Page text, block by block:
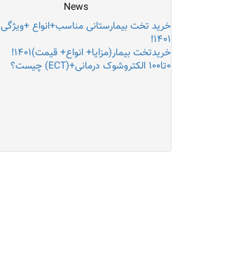
News
خرید تخت بیمارستانی مناسب+انواع +ویژگی
۱۴۰۱!
خریدتخت بیمار(مزایا+ انواع+ قیمت)۱۴۰۱!
۰تا۱۰۰ الکتروشوک درمانی+(ECT) چیست؟